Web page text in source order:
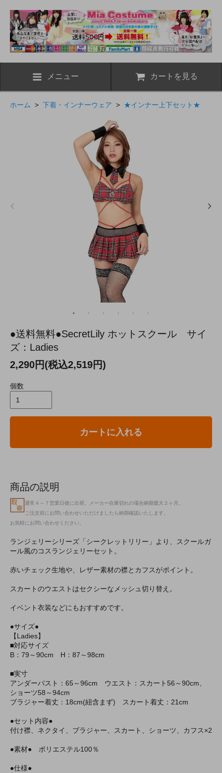
メニュー カートを見る
ホーム > 下着・インナーウェア > ★インナー上下セット★
●送料無料●SecretLily ホットスクール サイ
ズ：Ladies
2,290円(税込2,519円)
個数
カートに入れる
商品の説明
通常４～７営業日後に出荷。メーカー在庫切れの場合納期最大２ヶ月。
ご注文前にお問い合わせいただけましたら納期確認いたします。
お気軽にお問い合わせください。
ランジェリーシリーズ「シークレットリリー」より、スクールガ
ール風のコスランジェリーセット。
赤いチェック生地や、レザー素材の襟とカフスがポイント。
スカートのウエストはセクシーなメッシュ切り替え。
イベント衣装などにもおすすめです。
●サイズ●
【Ladies】
■対応サイズ
B：79～90cm H：87～98cm
■実寸
アンダーバスト：65～96cm ウエスト：スカート56～90cm、
ショーツ58～94cm
ブラジャー着丈：18cm(紐含まず) スカート着丈：21cm
●セット内容●
付け襟、ネクタイ、ブラジャー、スカート、ショーツ、カフス×2
●素材● ポリエステル100％
●仕様●